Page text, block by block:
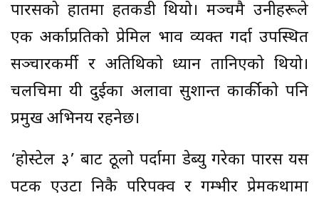
पारसको हातमा हतकडी थियो। मञ्चमै उनीहरूले
एक अर्काप्रतिको प्रेमिल भाव व्यक्त गर्दा उपस्थित
सञ्चारकर्मी र अतिथिको ध्यान तानिएको थियो।
चलचित्रमा यी दुईका अलावा सुशान्त कार्कीको पनि
प्रमुख अभिनय रहनेछ।
‘होस्टेल ३’ बाट ठूलो पर्दामा डेब्यु गरेका पारस यस
पटक एउटा निकै परिपक्व र गम्भीर प्रेमकथामा